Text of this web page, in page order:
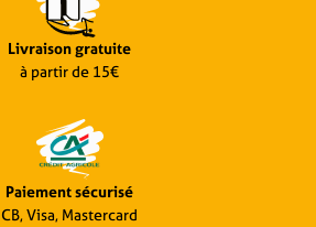
Livraison gratuite
à partir de 15€
Paiement sécurisé
CB, Visa, Mastercard